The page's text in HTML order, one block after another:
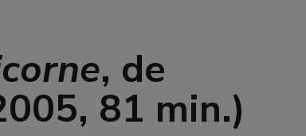
, de
81 min.)